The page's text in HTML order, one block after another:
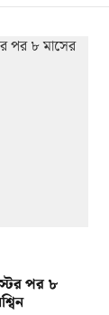
পর ৮